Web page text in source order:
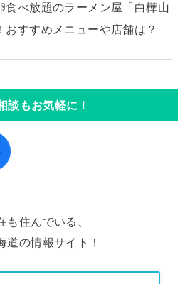
食べ放題のラーメン屋「白樺山
おすすめメニューや店舗は？
談もお気軽に！
住んでいる、
道の情報サイト！